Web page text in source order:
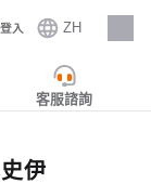
登入 ZH
人才招募
客服諮詢
伊